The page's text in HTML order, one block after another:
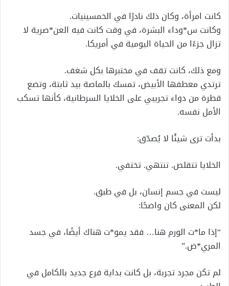
كانت امرأة، وكان ذلك نادرًا في الخمسينيات.
وكانت س*وداء البشرة، في وقت كانت فيه العن*صرية لا
تزال جزءًا من الحياة اليومية في أمريكا.
ومع ذلك، كانت تقف في مختبرها بكل شغف.
ترتدي معطفها الأبيض، تمسك بالماصة بيد ثابتة، وتضع
قطرة من دواء تجريبي على الخلايا السرطانية، كأنها تسكب
الأمل نفسه.
بدأت ترى شيئًا لا يُصدّق:
الخلايا تتقلص. تنتهي. تختفي.
ليست في جسم إنسان، بل في طبق.
لكن المعنى كان واضحًا:
“إذا ما*ت الورم هنا… فقد يمو*ت هناك أيضًا، في جسد
المري*ض.”
لم تكن مجرد تجربة، بل كانت بداية فرع جديد بالكامل في